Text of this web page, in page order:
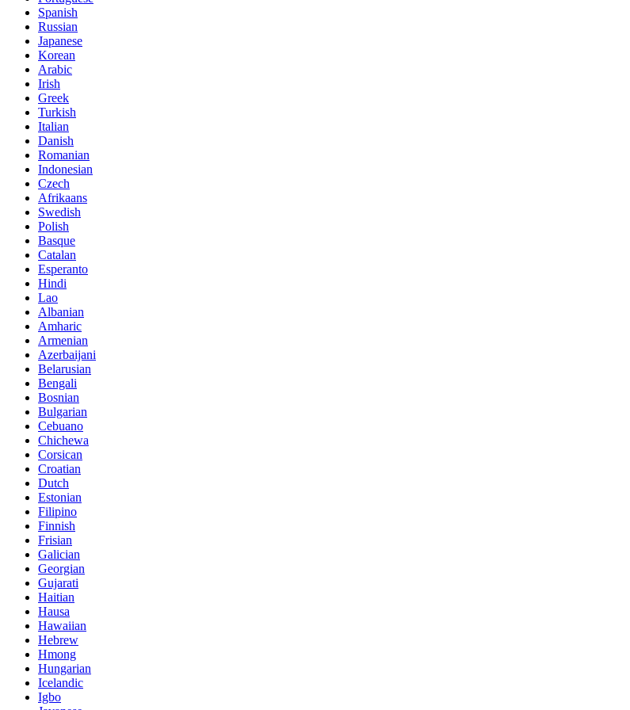
Spanish
Russian
Japanese
Korean
Arabic
Irish
Greek
Turkish
Italian
Danish
Romanian
Indonesian
Czech
Afrikaans
Swedish
Polish
Basque
Catalan
Esperanto
Hindi
Lao
Albanian
Amharic
Armenian
Azerbaijani
Belarusian
Bengali
Bosnian
Bulgarian
Cebuano
Chichewa
Corsican
Croatian
Dutch
Estonian
Filipino
Finnish
Frisian
Galician
Georgian
Gujarati
Haitian
Hausa
Hawaiian
Hebrew
Hmong
Hungarian
Icelandic
Igbo